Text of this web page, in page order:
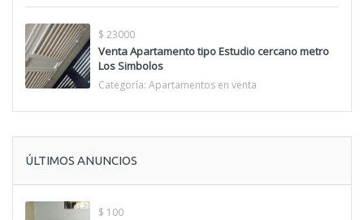
$ 23000
Venta Apartamento tipo Estudio cercano metro
Los Simbolos
Categoría: Apartamentos en venta
ÚLTIMOS ANUNCIOS
$ 100